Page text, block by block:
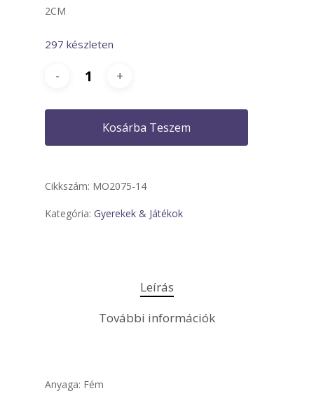
2CM
297 készleten
Kosárba Teszem
Cikkszám: MO2075-14
Kategória: Gyerekek & Játékok
Leírás
További információk
Anyaga: Fém